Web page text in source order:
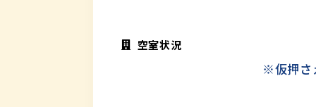
空室状況
※仮押さ